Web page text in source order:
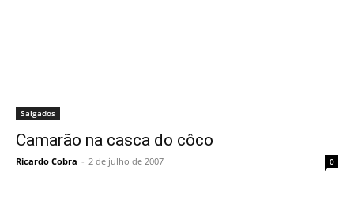
Salgados
Camarão na casca do côco
Ricardo Cobra - 2 de julho de 2007 0